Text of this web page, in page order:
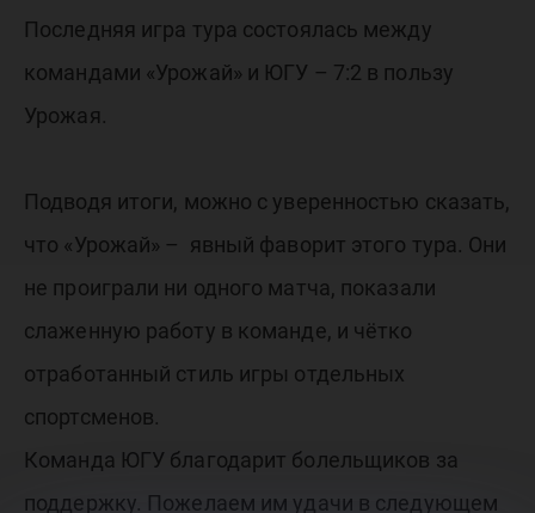
Последняя игра тура состоялась между
командами «Урожай» и ЮГУ – 7:2 в пользу
Урожая.
Подводя итоги, можно с уверенностью сказать,
что «Урожай» – явный фаворит этого тура. Они
не проиграли ни одного матча, показали
слаженную работу в команде, и чётко
отработанный стиль игры отдельных
спортсменов.
Команда ЮГУ благодарит болельщиков за
поддержку. Пожелаем им удачи в следующем